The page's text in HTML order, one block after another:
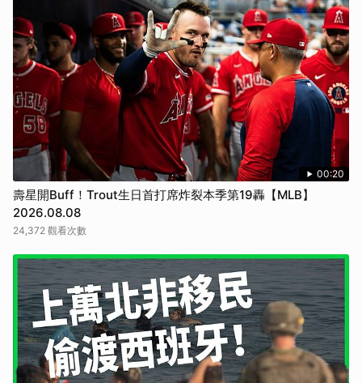
00:20
壽星開Buff！Trout生日首打席炸裂本季第19轟【MLB】
2026.08.08
24,372 觀看次數
取消